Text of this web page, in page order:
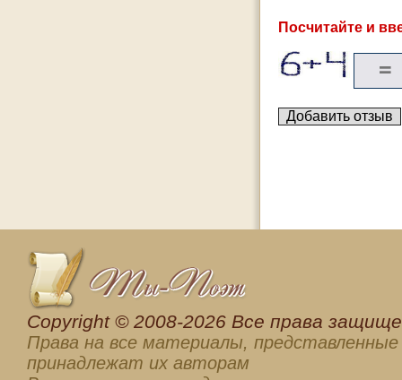
Посчитайте и
Сopyright © 2008-2026 Все права
Права на все материалы, представленные
принадлежат их авторам